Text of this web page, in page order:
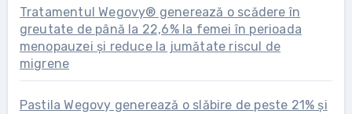
Tratamentul Wegovy® generează o scădere în
greutate de până la 22,6% la femei în perioada
menopauzei și reduce la jumătate riscul de
migrene
Pastila Wegovy generează o slăbire de peste 21% și